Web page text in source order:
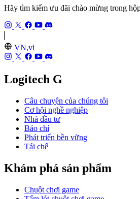
Hãy tìm kiếm ưu đãi chào mừng trong
VN,vi
Logitech G
Câu chuyện của chúng tôi
Cơ hội nghề nghiệp
Nhà đầu tư
Báo chí
Phát triển bền vững
Tái chế
Khám phá sản phẩm
Chuột chơi game